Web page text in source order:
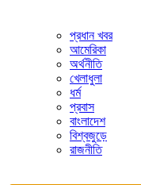
প্রধান খবর
আমেরিকা
অর্থনীতি
খেলাধুলা
ধর্ম
প্রবাস
বাংলাদেশ
বিশ্বজুড়ে
রাজনীতি